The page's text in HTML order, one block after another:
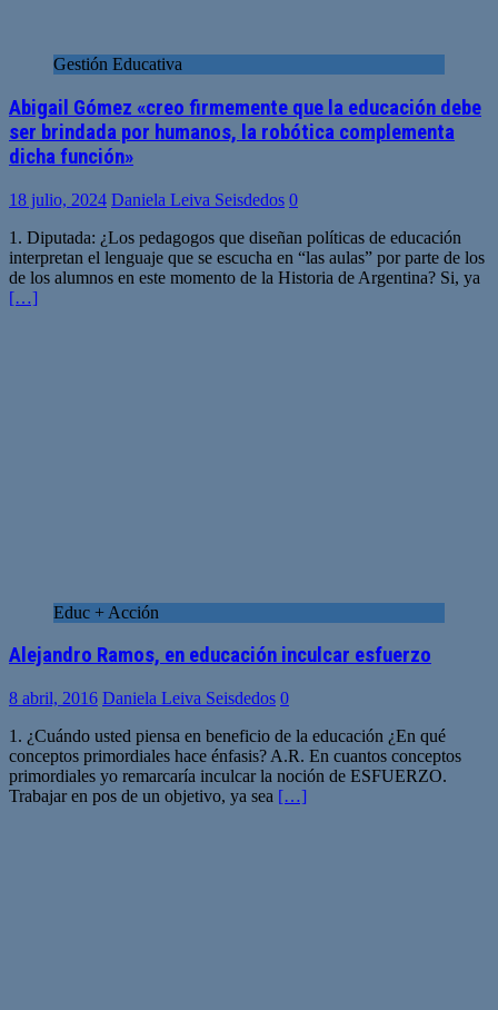
Gestión Educativa
Abigail Gómez «creo firmemente que la educación debe
ser brindada por humanos, la robótica complementa
dicha función»
18 julio, 2024 Daniela Leiva Seisdedos 0
1. Diputada: ¿Los pedagogos que diseñan políticas de educación
interpretan el lenguaje que se escucha en “las aulas” por parte de los
de los alumnos en este momento de la Historia de Argentina? Si, ya
[…]
Educ + Acción
Alejandro Ramos, en educación inculcar esfuerzo
8 abril, 2016 Daniela Leiva Seisdedos 0
1. ¿Cuándo usted piensa en beneficio de la educación ¿En qué
conceptos primordiales hace énfasis? A.R. En cuantos conceptos
primordiales yo remarcaría inculcar la noción de ESFUERZO.
Trabajar en pos de un objetivo, ya sea […]